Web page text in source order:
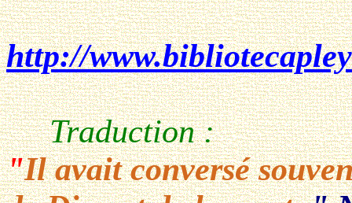
http://
Traduction :
"Il avait conversé